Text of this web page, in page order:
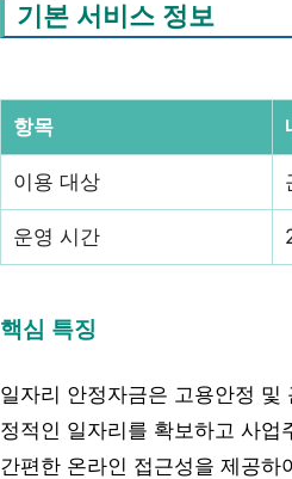
기본 서비스 정보
항목
이용 대상
운영 시간
핵심 특징
일자리 안정자금은 고용안정
정적인 일자리를 확보하고 사
간편한 온라인 접근성을 제공